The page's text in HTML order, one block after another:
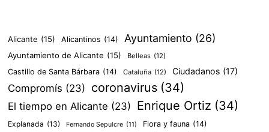
Alicante (15) Alicantinos (14) Ayuntamiento (26)
Ayuntamiento de Alicante (15) Belleas (12)
Castillo de Santa Bárbara (14) Cataluña (12) Ciudadanos (17)
Compromís (23) coronavirus (34)
El tiempo en Alicante (23) Enrique Ortiz (34)
Explanada (13) Fernando Sepulcre (11) Flora y fauna (14)